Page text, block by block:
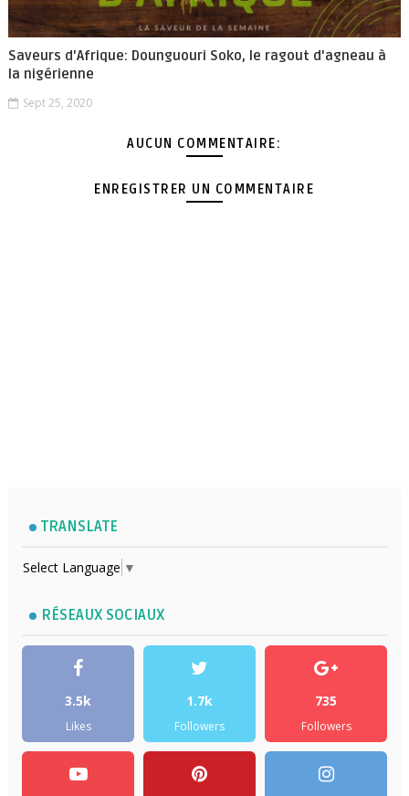
Saveurs d'Afrique: Dounguouri Soko, le ragout d'agneau à
la nigérienne
Sept 25, 2020
AUCUN COMMENTAIRE:
ENREGISTRER UN COMMENTAIRE
TRANSLATE
Select Language ▼
RÉSEAUX SOCIAUX
3.5k
Likes
1.7k
Followers
735
Followers